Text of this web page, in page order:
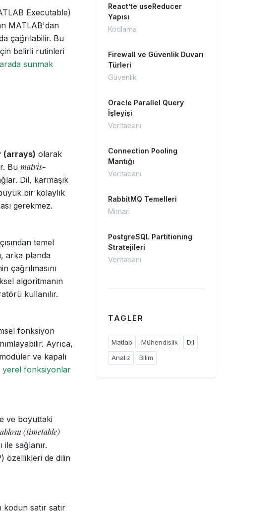
Executable)
MATLAB'dan
çağrılabilir. Bu
belirli rutinleri
sunmak
(arrays) olarak
Bu matris-
Dil, karmaşık
bir kolaylık
gerekmez.
temel
arka planda
çağrılmasını
algoritmanın
kullanılır.
fonksiyon
Ayrıca,
ve kapalı
yerel fonksiyonlar
ve boyuttaki
(timetable)
sağlanır.
özellikleri de dilin
satır satır
React’te useReducer
Yapısı
Kodlama
Firewall ve Güvenlik Duvarı
Türleri
Güvenlik
Oracle Parallel Query
İşleyişi
Veritabanı
Connection Pooling
Mantığı
Veritabanı
RabbitMQ Temelleri
Mimari
PostgreSQL Partitioning
Stratejileri
Veritabanı
TAGLER
Matlab Mühendislik
Dil
Analiz
Bilim